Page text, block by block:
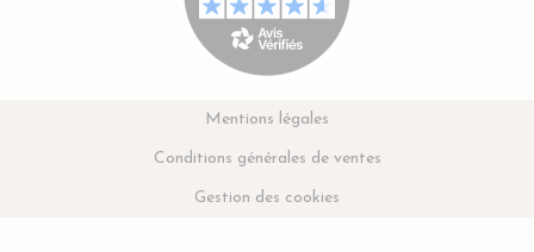
Mentions légales
Conditions générales de ventes
Gestion des cookies